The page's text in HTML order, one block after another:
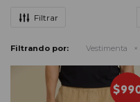
Filtrando por: Vestimenta